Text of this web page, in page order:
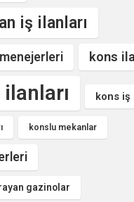
iş ilanları
kons
kons iş
konslu mekanlar
gazinolar